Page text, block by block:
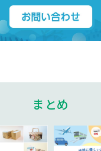
まとめ